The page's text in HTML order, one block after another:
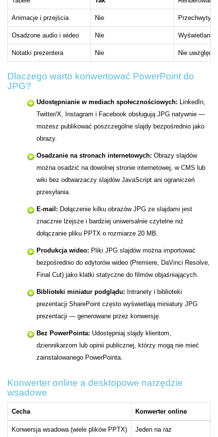
Animacje i przejścia Nie
Osadzone audio i wideo Nie Wyświetlany
Notatki prezentera Nie Nie
Dlaczego warto konwertować PowerPoint do
JPG?
Udostępnianie w mediach społecznościowych: LinkedIn,
Twitter/X, Instagram i Facebook obsługują JPG natywnie —
możesz publikować poszczególne slajdy bezpośrednio jako
obrazy.
Osadzanie na stronach internetowych: Obrazy slajdów
można osadzić na dowolnej stronie internetowej, w CMS lub
wiki bez odtwarzaczy slajdów JavaScript ani ograniczeń
przesyłania.
E-mail: Dołączenie kilku obrazów JPG ze slajdami jest
znacznie lżejsze i bardziej uniwersalnie czytelne niż
dołączanie pliku PPTX o rozmiarze 20 MB.
Produkcja wideo: Pliki JPG slajdów można importować
bezpośrednio do edytorów wideo (Premiere, DaVinci Resolve,
Final Cut) jako klatki statyczne do filmów objaśniających.
Biblioteki miniatur podglądu: Intranety i biblioteki
prezentacji SharePoint często wyświetlają miniatury JPG
prezentacji — generowane przez konwersję.
Bez PowerPointa: Udostępniaj slajdy klientom,
dziennikarzom lub opinii publicznej, którzy mogą nie mieć
zainstalowanego PowerPointa.
Konwerter online a desktopowe narzędzie
wsadowe
Cecha Konwerter online
Konwersja wsadowa (wiele plików PPTX) Jeden na raz